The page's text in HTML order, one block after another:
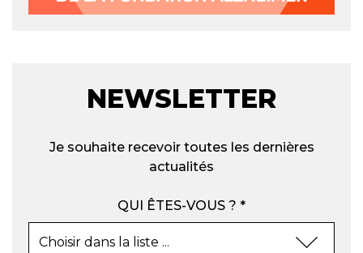
NEWSLETTER
Je souhaite recevoir toutes les dernières
actualités
QUI ÊTES-VOUS ? *